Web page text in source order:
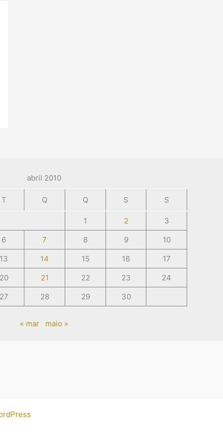
abril 2010
T Q Q S S
1 2
3
6
7 8 9
10
13
14 15 16
17
21 22 23
24
28 29 30
« mar maio »